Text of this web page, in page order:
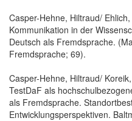
Casper-Hehne, Hiltraud/
Kommunikation in der
Deutsch als Fremdsprache.
Fremdsprache; 69).
Casper-Hehne, Hiltraud/
TestDaF als
als Fremdsprache.
Entwicklungsperspektiven.